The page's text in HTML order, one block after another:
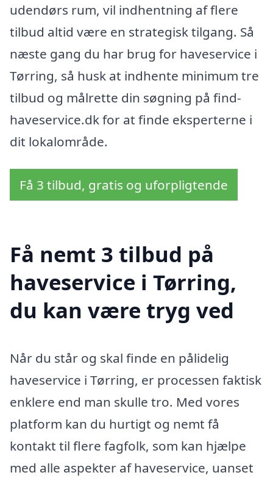
udendørs rum, vil indhentning af flere
tilbud altid være en strategisk tilgang. Så
næste gang du har brug for haveservice i
Tørring, så husk at indhente minimum tre
tilbud og målrette din søgning på find-
haveservice.dk for at finde eksperterne i
dit lokalområde.
Få 3 tilbud, gratis og uforpligtende
Få nemt 3 tilbud på
haveservice i Tørring,
du kan være tryg ved
Når du står og skal finde en pålidelig
haveservice i Tørring, er processen faktisk
enklere end man skulle tro. Med vores
platform kan du hurtigt og nemt få
kontakt til flere fagfolk, som kan hjælpe
med alle aspekter af haveservice, uanset